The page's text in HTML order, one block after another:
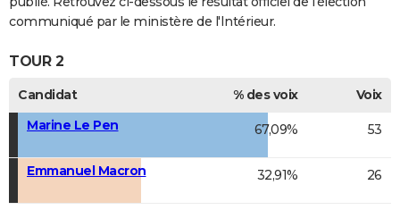
Se connecter
Collèges
Universités
Entreprises
Service militaire
Avis de recherche
AVIS DE DÉCÈS
FORUM
Bricolage
Culture
Television
Voyage
communiqué par le ministère de l'Intérieur.
TOUR 2
Candidat % des voix
Voix
Marine Le Pen
67,09% 53
Emmanuel Macron 32,91% 26